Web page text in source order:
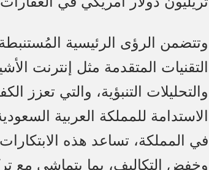
وتتضمن الرؤى الرئيسية
التقنيات المتقدمة مثل إنترنت
والتحليلات التنبؤية، والتي تعزز
الاستدامة للمملكة العربية
في المملكة، تساعد هذه